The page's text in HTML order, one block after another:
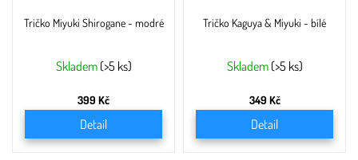
Tričko Miyuki Shirogane - modré
Skladem (>5 ks)
399 Kč
Detail
Tričko Kaguya & Miyuki - bílé
Skladem (>5 ks)
349 Kč
Detail